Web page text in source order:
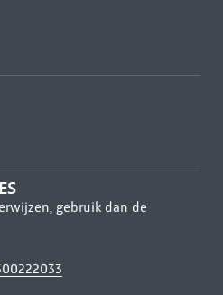
gebruik dan de